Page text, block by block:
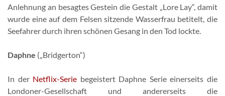
Anlehnung an besagtes Gestein die Gestalt „Lore Lay“, damit
wurde eine auf dem Felsen sitzende Wasserfrau betitelt, die
Seefahrer durch ihren schönen Gesang in den Tod lockte.
Daphne („Bridgerton“)
In der Netflix-Serie begeistert Daphne Serie einerseits die
Londoner-Gesellschaft und andererseits die